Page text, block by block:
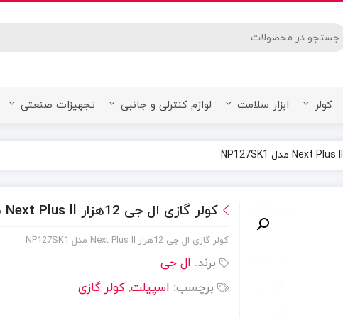
page. Touch device users, explore by touch or with swipe gestures.
کولر ابزار سلامت لوازم کنترلی و جانبی تجهیزات صنعتی
کولر گازی ال جی 12هزار Next Plus ll مدل NP127SK1
کولر گازی ال جی 12هزار Next Plus ll مدل NP127SK1
برند: ال جی
برچسب: اسپیلت, کولر گازی